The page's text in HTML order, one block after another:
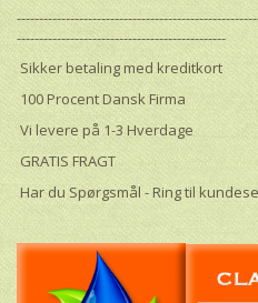
-----------------------------------------------
Sikker betaling med kreditkort
100 Procent Dansk Firma
Vi levere på 1-3 Hverdage
GRATIS FRAGT
Har du Spørgsmål - Ring til